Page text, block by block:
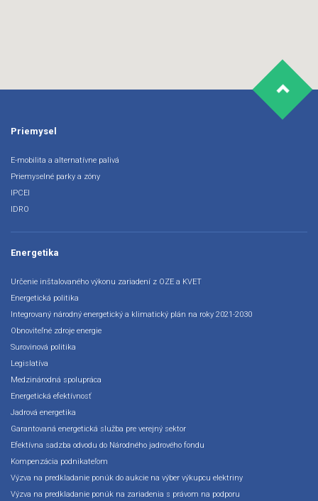
Priemysel
E-mobilita a alternatívne palivá
Priemyselné parky a zóny
IPCEI
IDRO
Energetika
Určenie inštalovaného výkonu zariadení z OZE a KVET
Energetická politika
Integrovaný národný energetický a klimatický plán na roky 2021-2030
Obnoviteľné zdroje energie
Surovinová politika
Legislatíva
Medzinárodná spolupráca
Energetická efektívnosť
Jadrová energetika
Garantovaná energetická služba pre verejný sektor
Efektívna sadzba odvodu do Národného jadrového fondu
Kompenzácia podnikateľom
Výzva na predkladanie ponúk do aukcie na výber výkupcu elektriny
Výzva na predkladanie ponúk na zariadenia s právom na podporu